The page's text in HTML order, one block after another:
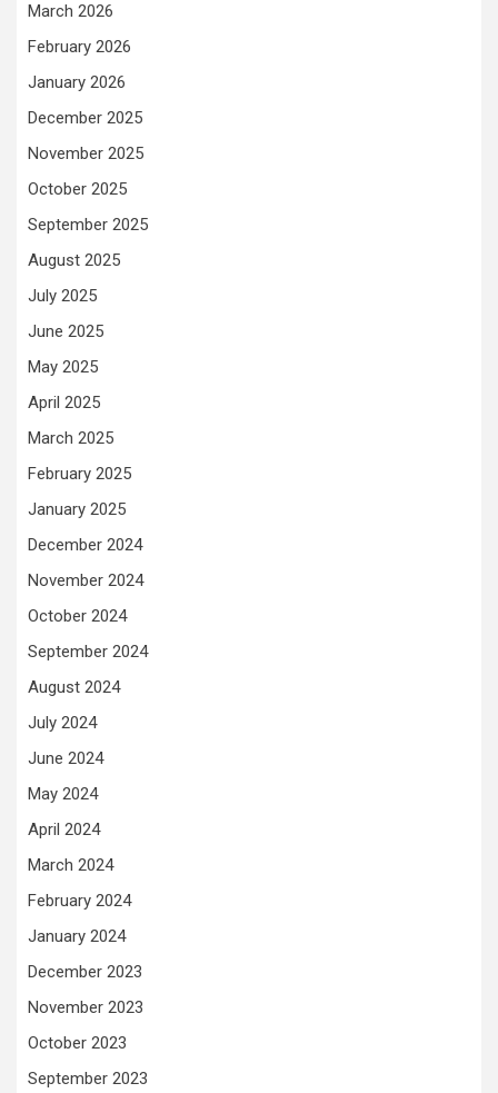
March 2026
February 2026
January 2026
December 2025
November 2025
October 2025
September 2025
August 2025
July 2025
June 2025
May 2025
April 2025
March 2025
February 2025
January 2025
December 2024
November 2024
October 2024
September 2024
August 2024
July 2024
June 2024
May 2024
April 2024
March 2024
February 2024
January 2024
December 2023
November 2023
October 2023
September 2023